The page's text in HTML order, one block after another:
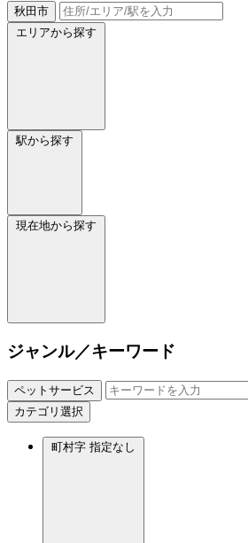
秋田市
エリアから探す
駅から探す
現在地から探す
ジャンル／キーワード
ペットサービス
カテゴリ選択
町村字 指定なし